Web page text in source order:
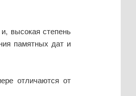
высокая степень
памятных дат и
отличаются от